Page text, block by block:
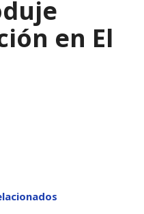
en El